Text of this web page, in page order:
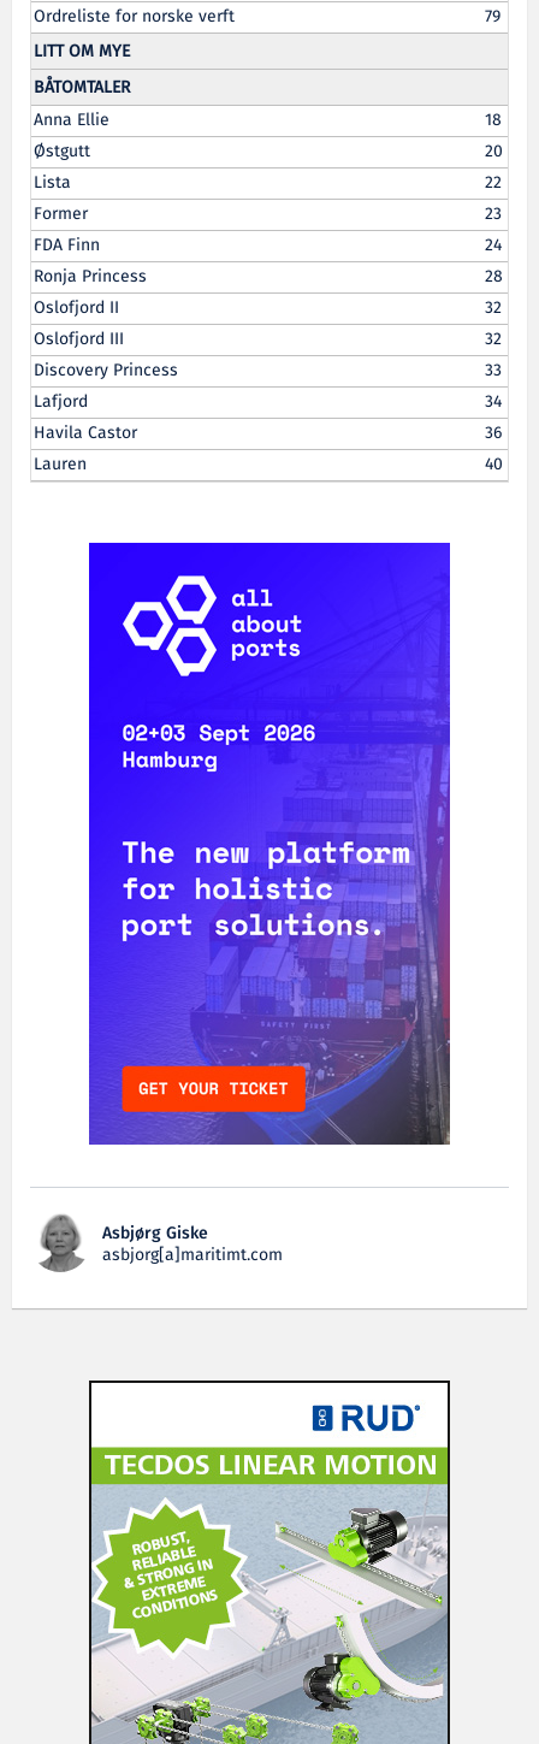
Ordreliste for norske verft
79
LITT OM MYE
BÅTOMTALER
Anna Ellie
18
Østgutt
20
Lista
22
Former
23
FDA Finn
24
Ronja Princess
28
Oslofjord II
32
Oslofjord III
32
Discovery Princess
33
Lafjord
34
Havila Castor
36
Lauren
40
Asbjørg Giske
asbjorg[a]maritimt.com